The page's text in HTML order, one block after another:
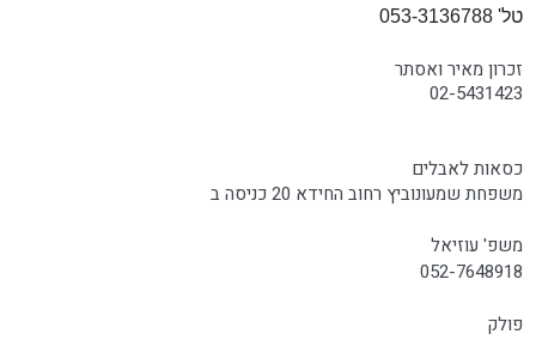
טל' 053-3136788
זכרון מאיר ואסתר
02-5431423
כסאות לאבלים
משפחת שמעונוביץ רחוב החידא 20 כניסה ב
משפ' עוזיאל
052-7648918
פולק